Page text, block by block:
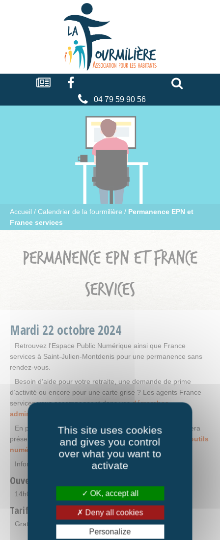
La
fourmilière
Actualités Facebook
04 79 59 90 56
Accueil / Calendrier de la fourmilière / Permanence EPN et
France services
PERMANENCE EPN ET FRANCE
SERVICES
Mardi 22 octobre2024
Retrouvez l'Espace Public Numérique ainsi que France
services à Saint-Julien-Montdenis pour une permanence sans
rendez-vous.
Besoin d’aide pour votre retraite, une demande de prime
d’activité ou encore pour une carte grise ? Les agents France
services vous accompagnent dans vosdémarches
administratives en ligne.
En parallèle, l’animateur de l’Espace Public Numérique sera
présent pour vous apporter uneaide technique sur vos outils
numériques.
Informations
Ouverture
14h00-17h00
Tarifs
Gratuit
Cookies management panel
This site uses cookies
and gives you control
over what you want to
activate
OK, accept all
Deny all cookies
Personalize